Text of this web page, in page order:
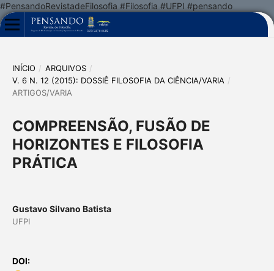
#PensandoRevistadeFilosofia #Filosofia #UFPI #pensando
INÍCIO / ARQUIVOS /
V. 6 N. 12 (2015): DOSSIÊ FILOSOFIA DA CIÊNCIA/VARIA /
ARTIGOS/VARIA
COMPREENSÃO, FUSÃO DE
HORIZONTES E FILOSOFIA
PRÁTICA
Gustavo Silvano Batista
UFPI
DOI: